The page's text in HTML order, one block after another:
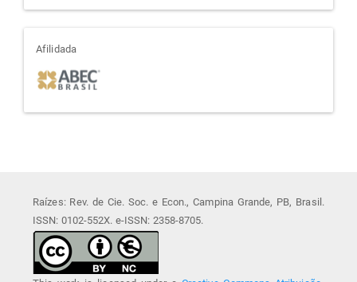
afiliada
Afilidada
Raízes: Rev. de Cie. Soc. e Econ., Campina Grande, PB, Brasil.
ISSN: 0102-552X. e-ISSN: 2358-8705.